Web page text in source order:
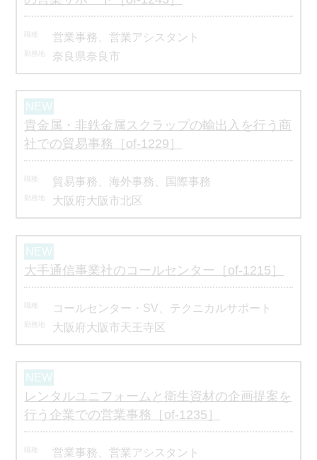
営業事務、営業アシスタント
奈良県奈良市
貴金属・非鉄金属スクラップの輸出入を行う商
社での貿易事務［of-1229］
貿易事務、海外事務、国際事務
大阪府大阪市北区
大手通信事業社のコールセンター［of-1215］
コールセンター・SV、テクニカルサポート
大阪府大阪市天王寺区
レンタルユニフォームと衛生資材の企画提案を
行う企業での営業事務［of-1235］
営業事務、営業アシスタント